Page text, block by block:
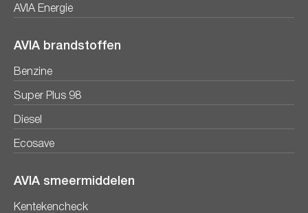
AVIA Energie
AVIA brandstoffen
Benzine
Super Plus 98
Diesel
Ecosave
AVIA smeermiddelen
Kentekencheck